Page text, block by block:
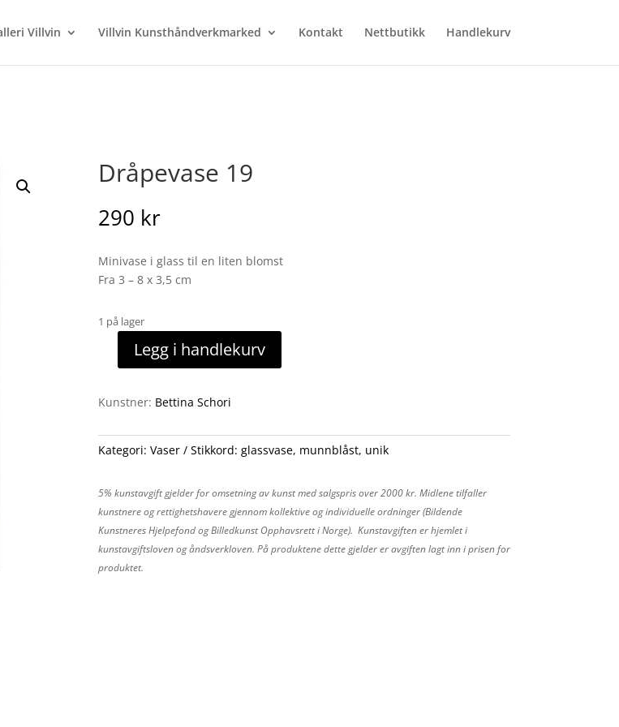
Villvin Villvin Kunsthåndverkmarked Kontakt Nettbutikk Handlekurv
Dråpevase 19
290 kr
Minivase i glass til en liten blomst
Fra 3 – 8 x 3,5 cm
1 på lager
Dråpevase
antall
Legg i handlekurv
Kunstner: Bettina Schori
Kategori: Vaser Stikkord: glassvase, munnblåst, unik
5% kunstavgift gjelder for omsetning av kunst med salgspris over 2000 kr. Midlene tilfaller
kunstnere og rettighetshavere gjennom kollektive og individuelle ordninger (Bildende
Kunstneres Hjelpefond og Billedkunst Opphavsrett i Norge). Kunstavgiften er hjemlet i
kunstavgiftsloven og åndsverkloven. På produktene dette gjelder er avgiften lagt inn i prisen for
produktet.